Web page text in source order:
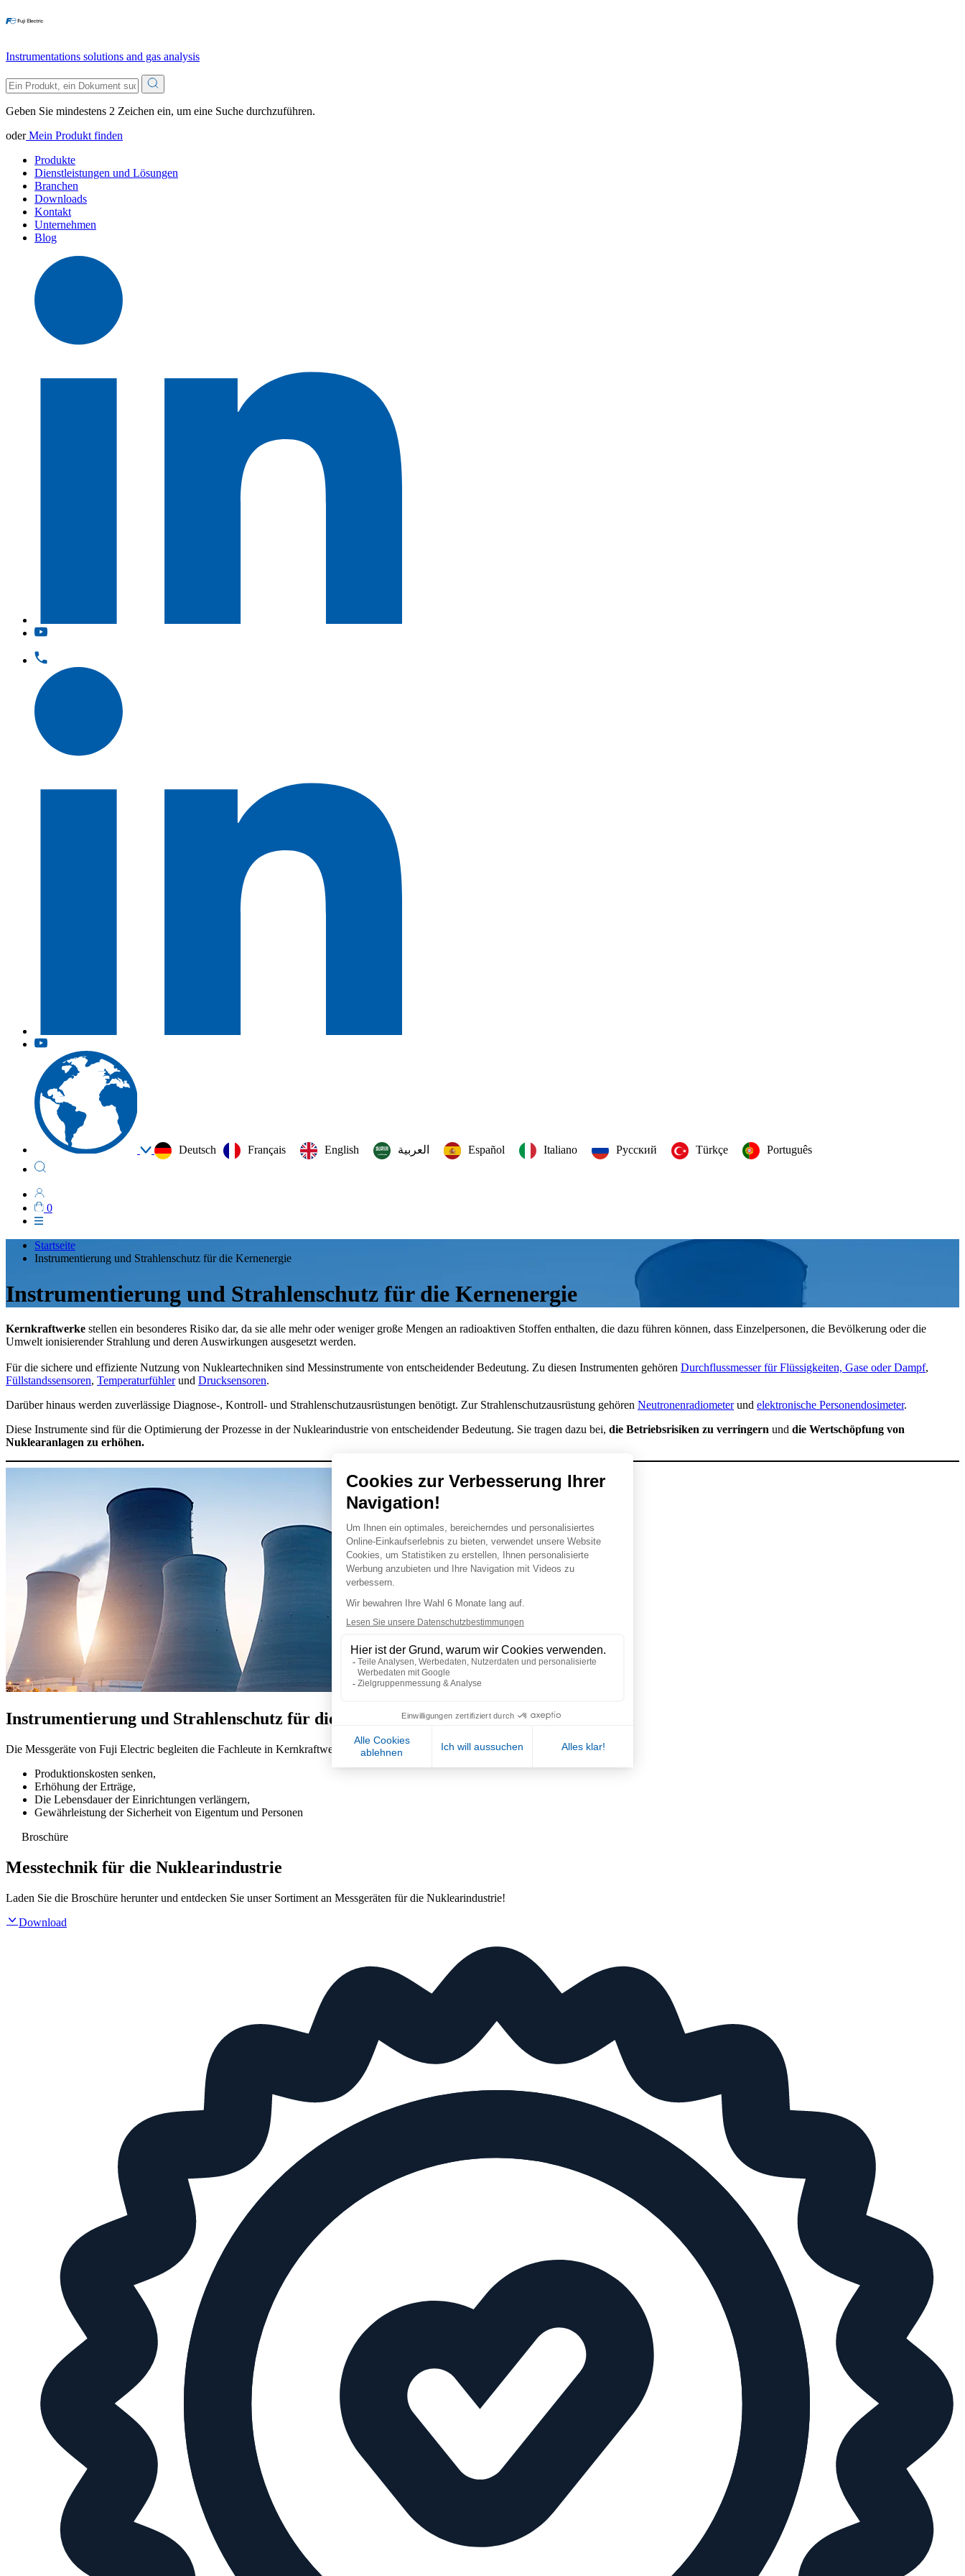
Instrumentations solutions and gas analysis
Geben Sie mindestens 2 Zeichen ein, um eine Suche durchzuführen.
oderMein Produkt finden
Produkte
Dienstleistungen und Lösungen
Branchen
Downloads
Kontakt
Unternehmen
Blog
Deutsch Français English العربية‏ Español Italiano Русский Türkçe Português
0
Startseite
Instrumentierung und Strahlenschutz für die Kernenergie
Instrumentierung und Strahlenschutz für die Kernenergie
Kernkraftwerke stellen ein besonderes Risiko dar, da sie alle mehr oder weniger große Mengen an radioaktiven Stoffen enthalten, die dazu führen können, dass Einzelpersonen, die Bevölkerung oder die
Umwelt ionisierender Strahlung und deren Auswirkungen ausgesetzt werden.
Für die sichere und effiziente Nutzung von Nukleartechniken sind Messinstrumente von entscheidender Bedeutung. Zu diesen Instrumenten gehören Durchflussmesser für Flüssigkeiten, Gase oder Dampf,
Füllstandssensoren, Temperaturfühlerund Drucksensoren.
Darüber hinaus werden zuverlässige Diagnose-, Kontroll- und Strahlenschutzausrüstungen benötigt. Zur Strahlenschutzausrüstung gehören Neutronenradiometerund elektronische Personendosimeter.
Diese Instrumente sind für die Optimierung der Prozesse in der Nuklearindustrie von entscheidender Bedeutung. Sie tragen dazu bei, die Betriebsrisiken zu verringern und die Wertschöpfung von
Nuklearanlagen zu erhöhen.
Instrumentierung und Strahlenschutz für die Kernenergie
Die Messgeräte von Fuji Electric begleiten die Fachleute in Kernkraftwerken während jeder Phase ihres Produktionsprozesses, um :
Produktionskosten senken,
Erhöhung der Erträge,
Die Lebensdauer der Einrichtungen verlängern,
Gewährleistung der Sicherheit von Eigentum und Personen
Broschüre
Messtechnik für die Nuklearindustrie
Laden Sie die Broschüre herunter und entdecken Sie unser Sortiment an Messgeräten für die Nuklearindustrie!
Download